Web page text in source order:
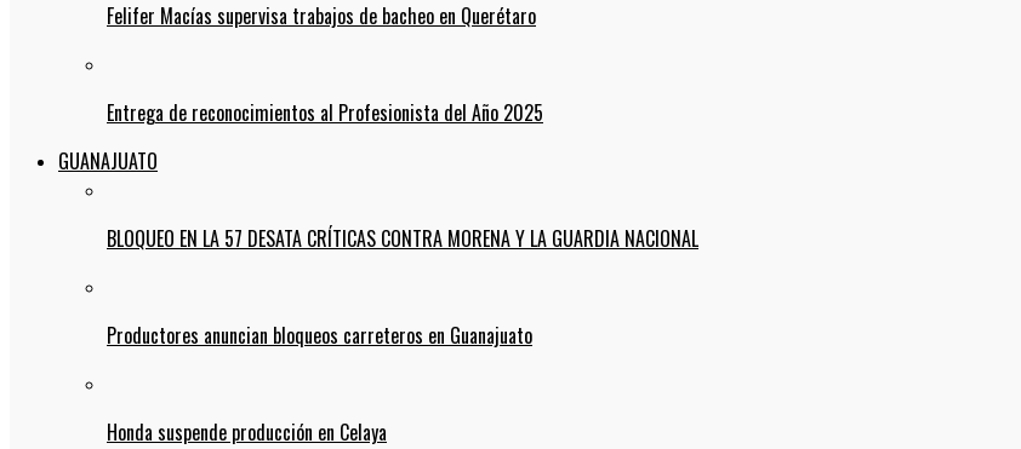
Felifer Macías supervisa trabajos de bacheo en Querétaro
Entrega de reconocimientos al Profesionista del Año 2025
GUANAJUATO
BLOQUEO EN LA 57 DESATA CRÍTICAS CONTRA MORENA Y LA GUARDIA NACIONAL
Productores anuncian bloqueos carreteros en Guanajuato
Honda suspende producción en Celaya